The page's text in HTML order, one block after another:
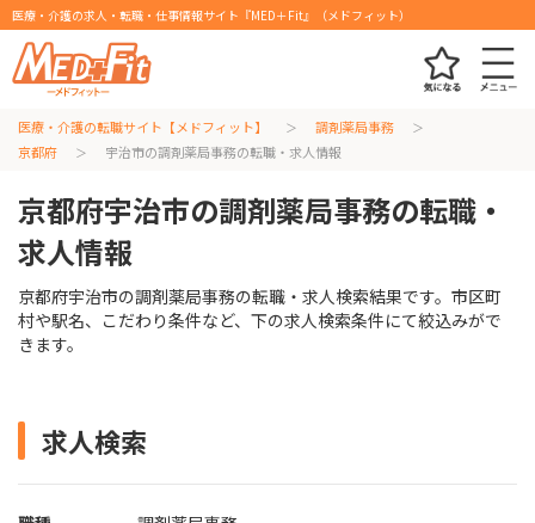
医療・介護の求人・転職・仕事情報サイト『MED＋Fit』（メドフィット）
医療・介護の転職サイト【メドフィット】
調剤薬局事務
京都府
宇治市の調剤薬局事務の転職・求人情報
京都府宇治市の調剤薬局事務の転職・
求人情報
京都府宇治市の調剤薬局事務の転職・求人検索結果です。市区町
村や駅名、こだわり条件など、下の求人検索条件にて絞込みがで
きます。
求人検索